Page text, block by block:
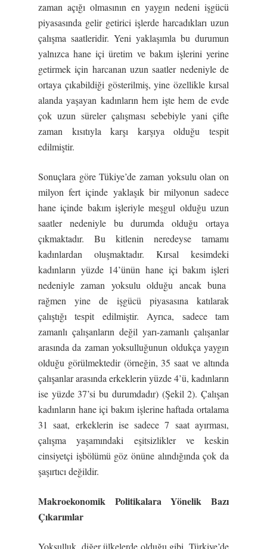
zaman açığı olmasının en yaygın nedeni işgücü
piyasasında gelir getirici işlerde harcadıkları uzun
çalışma saatleridir. Yeni yaklaşımla bu durumun
yalnızca hane içi üretim ve bakım işlerini yerine
getirmek için harcanan uzun saatler nedeniyle de
ortaya çıkabildiği gösterilmiş, yine özellikle kırsal
alanda yaşayan kadınların hem işte hem de evde
çok uzun süreler çalışması sebebiyle yani çifte
zaman kısıtıyla karşı karşıya olduğu tespit
edilmiştir.
Sonuçlara göre Tükiye’de zaman yoksulu olan on
milyon fert içinde yaklaşık bir milyonun sadece
hane içinde bakım işleriyle meşgul olduğu uzun
saatler nedeniyle bu durumda olduğu ortaya
çıkmaktadır. Bu kitlenin neredeyse tamamı
kadınlardan oluşmaktadır. Kırsal kesimdeki
kadınların yüzde 14’ünün hane içi bakım işleri
nedeniyle zaman yoksulu olduğu ancak buna
rağmen yine de işgücü piyasasına katılarak
çalıştığı tespit edilmiştir. Ayrıca, sadece tam
zamanlı çalışanların değil yarı-zamanlı çalışanlar
arasında da zaman yoksulluğunun oldukça yaygın
olduğu görülmektedir (örneğin, 35 saat ve altında
çalışanlar arasında erkeklerin yüzde 4’ü, kadınların
ise yüzde 37’si bu durumdadır) (Şekil 2). Çalışan
kadınların hane içi bakım işlerine haftada ortalama
31 saat, erkeklerin ise sadece 7 saat ayırması,
çalışma yaşamındaki eşitsizlikler ve keskin
cinsiyetçi işbölümü göz önüne alındığında çok da
şaşırtıcı değildir.
Makroekonomik Politikalara Yönelik Bazı
Çıkarımlar
Yoksulluk, diğer ülkelerde olduğu gibi, Türkiye’de